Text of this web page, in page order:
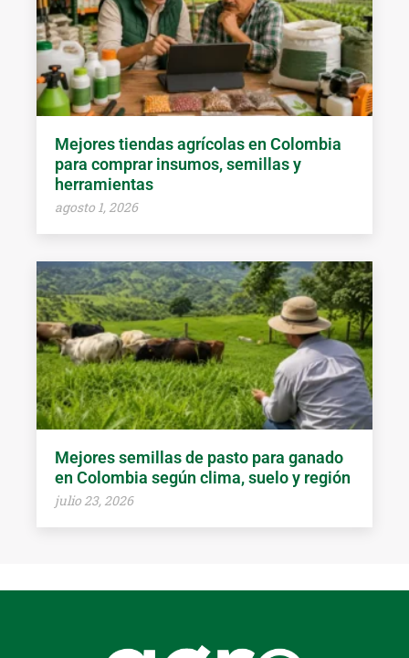
Mejores tiendas agrícolas en Colombia
para comprar insumos, semillas y
herramientas
agosto 1, 2026
Mejores semillas de pasto para ganado
en Colombia según clima, suelo y región
julio 23, 2026